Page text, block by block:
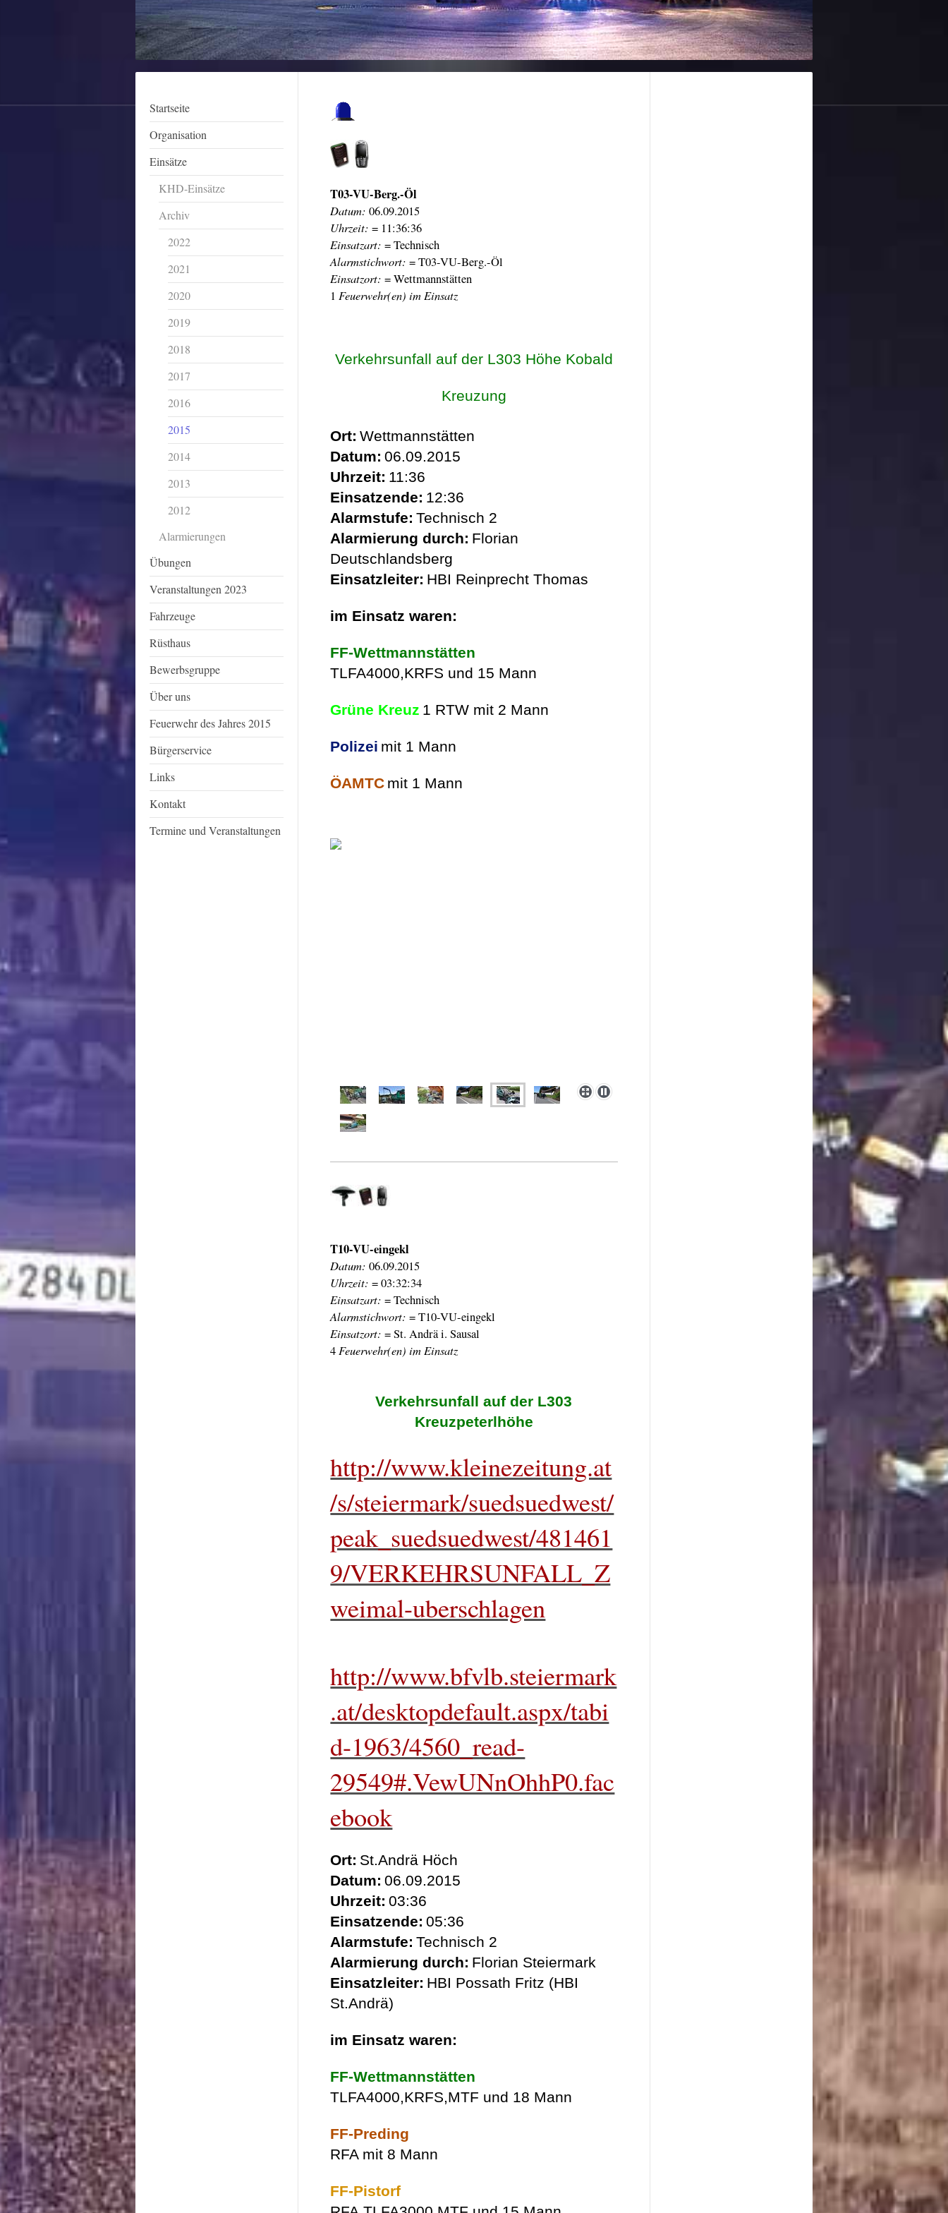
Startseite
Organisation
Einsätze
KHD-Einsätze
Archiv
2022
2021
2020
2019
2018
2017
2016
2015
2014
2013
2012
Alarmierungen
Übungen
Veranstaltungen 2023
Fahrzeuge
Rüsthaus
Bewerbsgruppe
Über uns
Feuerwehr des Jahres 2015
Bürgerservice
Links
Kontakt
Termine und Veranstaltungen
T03-VU-Berg.-Öl
Datum: 06.09.2015
Uhrzeit: = 11:36:36
Einsatzart: = Technisch
Alarmstichwort: = T03-VU-Berg.-Öl
Einsatzort: = Wettmannstätten
1Feuerwehr(en) im Einsatz
Verkehrsunfall auf der L303 Höhe Kobald
Kreuzung
Ort: Wettmannstätten
Datum: 06.09.2015
Uhrzeit: 11:36
Einsatzende: 12:36
Alarmstufe: Technisch 2
Alarmierung durch: Florian
Deutschlandsberg
Einsatzleiter: HBI Reinprecht Thomas
im Einsatz waren:
FF-Wettmannstätten
TLFA4000,KRFS und 15 Mann
Grüne Kreuz 1 RTW mit 2 Mann
Polizei mit 1 Mann
ÖAMTC mit 1 Mann
T10-VU-eingekl
Datum: 06.09.2015
Uhrzeit: = 03:32:34
Einsatzart: = Technisch
Alarmstichwort: = T10-VU-eingekl
Einsatzort: = St. Andrä i. Sausal
4Feuerwehr(en) im Einsatz
Verkehrsunfall auf der L303
Kreuzpeterlhöhe
http://www.kleinezeitung.at
/s/steiermark/suedsuedwest/
peak_suedsuedwest/481461
9/VERKEHRSUNFALL_Z
weimal-uberschlagen
http://www.bfvlb.steiermark
.at/desktopdefault.aspx/tabi
d-1963/4560_read-
29549#.VewUNnOhhP0.fac
ebook
Ort: St.Andrä Höch
Datum: 06.09.2015
Uhrzeit: 03:36
Einsatzende: 05:36
Alarmstufe: Technisch 2
Alarmierung durch: Florian Steiermark
Einsatzleiter: HBI Possath Fritz (HBI
St.Andrä)
im Einsatz waren:
FF-Wettmannstätten
TLFA4000,KRFS,MTF und 18 Mann
FF-Preding
RFA mit 8 Mann
FF-Pistorf